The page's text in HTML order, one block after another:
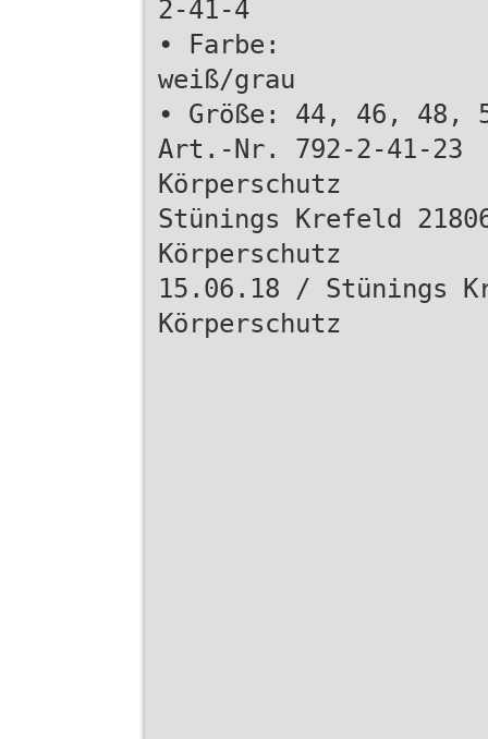
2-41-4
• Farbe:
weiß/grau
• Größe: 44, 46, 48,
Art.-Nr. 792-2-41-23
Körperschutz
Stünings Krefeld
Körperschutz
15.06.18 / Stünings
Körperschutz